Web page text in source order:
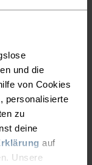
und die
von Cookies
personalisierte
zu
deine
auf
Unsere